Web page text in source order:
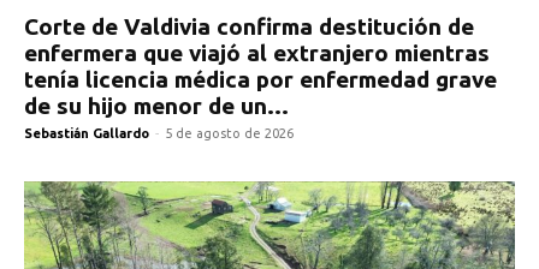
Corte de Valdivia confirma destitución de
enfermera que viajó al extranjero mientras
tenía licencia médica por enfermedad grave
de su hijo menor de un...
Sebastián Gallardo - 5 de agosto de 2026